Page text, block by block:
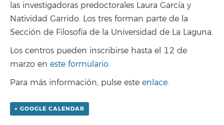
las investigadoras predoctorales Laura García y
Natividad Garrido. Los tres forman parte de la
Sección de Filosofía de la Universidad de La Laguna.
Los centros pueden inscribirse hasta el 12 de
marzo en este formulario.
Para más información, pulse este enlace.
+ GOOGLE CALENDAR